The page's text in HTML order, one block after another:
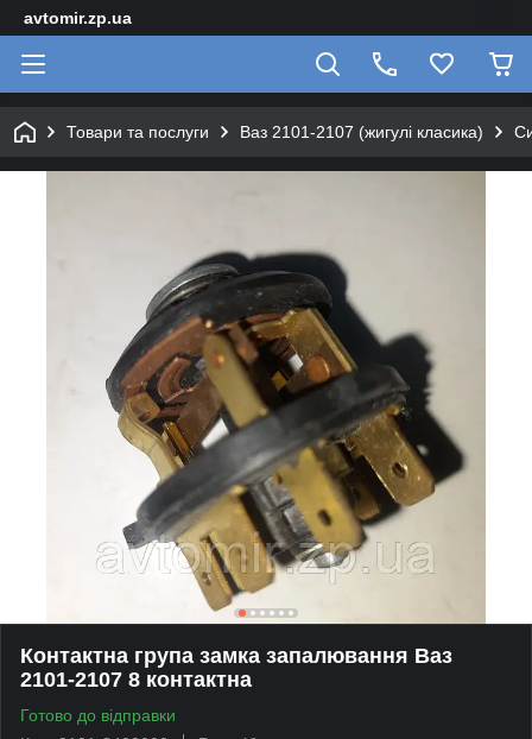
avtomir.zp.ua
Товари та послуги Ваз 2101-2107 (жигулі класика)
Контактна група замка запалювання Ваз
2101-2107 8 контактна
Готово до відправки